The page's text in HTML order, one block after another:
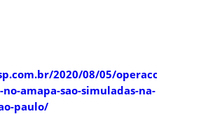
2020/08/05/operacoes-
amapa-sao-simuladas-na-
paulo/